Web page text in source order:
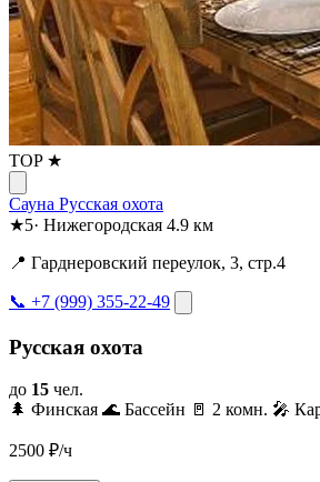
TOP ★
Сауна Русская охота
★5· Нижегородская 4.9 км
📍 Гарднеровский переулок, 3, стр.4
📞 +7 (999) 355-22-49
Русская охота
до 15 чел.
🌲 Финская 🌊 Бассейн 🚪 2 комн. 🎤
2500 ₽/ч